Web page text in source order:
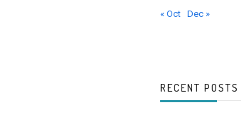
« Oct Dec »
RECENT POSTS